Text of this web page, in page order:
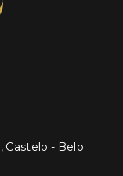
Castelo - Belo